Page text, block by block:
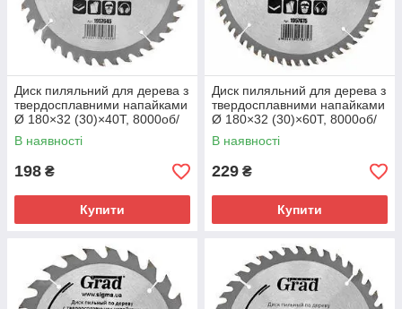
Диск пиляльний для дерева з
твердосплавними напайками
Ø 180×32 (30)×40Т, 8000об/
хв GRAD (1957645)
В наявності
198 ₴
Купити
Диск пиляльний для дерева з
твердосплавними напайками
Ø 180×32 (30)×60Т, 8000об/
хв GRAD (1957675)
В наявності
229 ₴
Купити